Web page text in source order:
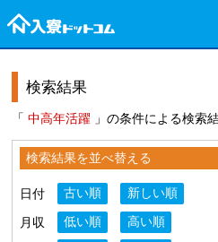
検索結果
「 中高年活躍 」の条件による検索
検索結果を並べ替える
日付 古い順
新しい順
月収
低い順
高い順